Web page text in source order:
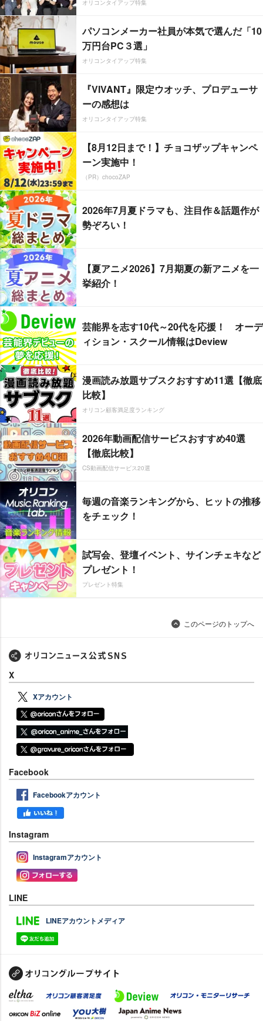
オリコンタイアップ特集
パソコンメーカー社員が本気で選んだ「10
万円台PC３選」
オリコンタイアップ特集
『VIVANT』限定ウオッチ、プロデューサ
ーの感想は
オリコンタイアップ特集
【8月12日まで！】チョコザップキャンペ
ーン実施中！
（PR）chocoZAP
2026年7月夏ドラマも、注目作＆話題作が
勢ぞろい！
【夏アニメ2026】7月期夏の新アニメを一
挙紹介！
芸能界を志す10代～20代を応援！ オーデ
ィション・スクール情報はDeview
漫画読み放題サブスクおすすめ11選【徹底
比較】
オリコン顧客満足度ランキング
2026年動画配信サービスおすすめ40選
【徹底比較】
CS動画配信サービス20選
毎週の音楽ランキングから、ヒットの推移
をチェック！
試写会、登壇イベント、サインチェキなど
プレゼント！
プレゼント特集
このページのトップへ
X
Xアカウント
Facebook
Facebookアカウント
Instagram
Instagramアカウント
LINE
LINEアカウントメディア